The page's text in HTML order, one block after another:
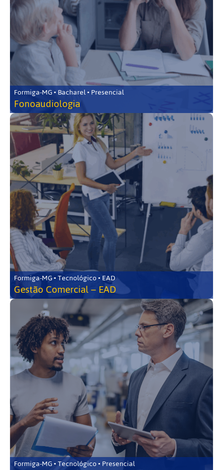
Formiga-MG • Bacharel • Presencial
Fonoaudiologia
Formiga-MG • Tecnológico • EAD
Gestão Comercial – EAD
Formiga-MG • Tecnológico • Presencial